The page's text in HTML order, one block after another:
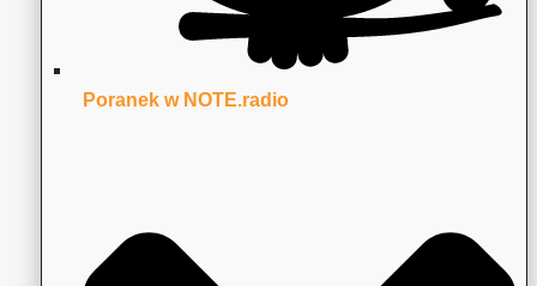
Poranek w NOTE.radio